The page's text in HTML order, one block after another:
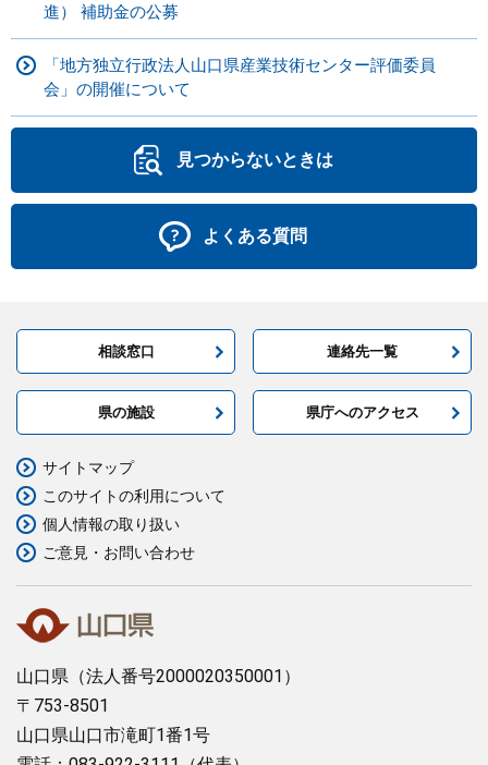
進） 補助金の公募
「地方独立行政法人山口県産業技術センター評価委員
会」の開催について
見つからないときは
よくある質問
相談窓口 連絡先一覧
県の施設 県庁へのアクセス
山口県 （法人番号2000020350001）
〒753-8501
山口県山口市滝町1番1号
サイトマップ
このサイトの利用について
個人情報の取り扱い
ご意見・お問い合わせ